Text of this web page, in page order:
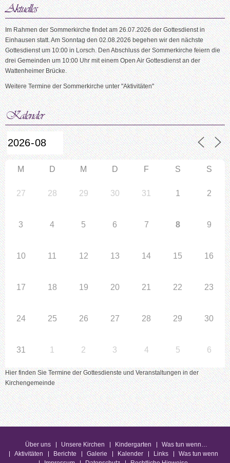
Im Rahmen der Sommerkirche findet am 26.07.2026 der Gottesdienst in
Einhausen statt. Am Sonntag den 02.08.2026 begehen wir den nächste
Gottesdienst um 10:00 in Lorsch. Den Abschluss der Sommerkirche feiern die
drei Gemeinden um 10:00 Uhr mit einem Open Air Gottesdienst an der
Wattenheimer Brücke.
Weitere Termine der Sommerkirche unter "Aktivitäten"
M D M D F S S
27 28 29 30 31 1 2
3 4 5 6 7 8 9
10 11 12 13 14 15 16
17 18 19 20 21 22 23
24 25 26 27 28 29 30
31 1 2 3 4 5 6
Hier finden Sie Termine der Gottesdienste und Veranstaltungen in der
Kirchengemeinde
Über uns Unsere Kirchen Kindergarten
Was tun wenn…
Aktivitäten
Berichte Galerie Kalender Links
Was tun wenn